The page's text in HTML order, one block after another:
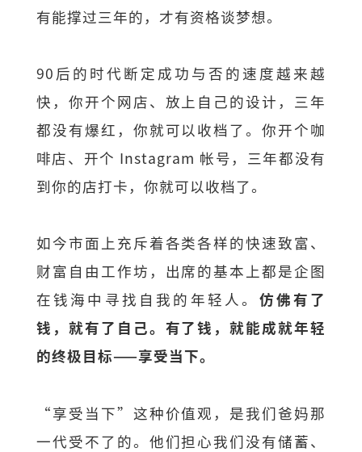
有能撑过三年的，才有资格谈梦想。
90后的时代断定成功与否的速度越来越
快，你开个网店、放上自己的设计，三年
都没有爆红，你就可以收档了。你开个咖
啡店、开个 Instagram 帐号，三年都没有
到你的店打卡，你就可以收档了。
如今市面上充斥着各类各样的快速致富、
财富自由工作坊，出席的基本上都是企图
在钱海中寻找自我的年轻人。 仿佛有了
钱，就有了自己。有了钱，就能成就年轻
的终极目标——享受当下。
“享受当下”这种价值观，是我们爸妈那
一代受不了的。他们担心我们没有储蓄、